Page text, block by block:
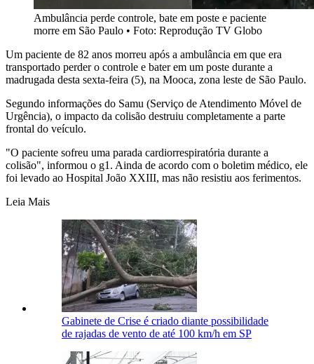
Ambulância perde controle, bate em poste e paciente
morre em São Paulo • Foto: Reprodução TV Globo
Um paciente de 82 anos morreu após a ambulância em que era
transportado perder o controle e bater em um poste durante a
madrugada desta sexta-feira (5), na Mooca, zona leste de São Paulo.
Segundo informações do Samu (Serviço de Atendimento Móvel de
Urgência), o impacto da colisão destruiu completamente a parte
frontal do veículo.
"O paciente sofreu uma parada cardiorrespiratória durante a
colisão", informou o g1. Ainda de acordo com o boletim médico, ele
foi levado ao Hospital João XXIII, mas não resistiu aos ferimentos.
Leia Mais
Gabinete de Crise é criado diante possibilidade
de rajadas de vento de até 100 km/h em SP